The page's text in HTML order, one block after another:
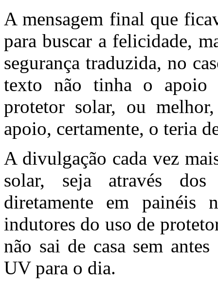
A mensagem final que
para buscar a felicidade,
segurança traduzida, no
texto não tinha o apoio
protetor solar, ou
apoio, certamente, o teria
A divulgação cada vez
solar, seja através dos
diretamente em painéis
indutores do uso de
não sai de casa sem
UV para o dia.